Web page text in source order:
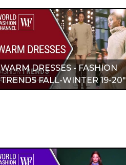
WARM DRESSES - FASHION
TRENDS FALL-WINTER 19-20"